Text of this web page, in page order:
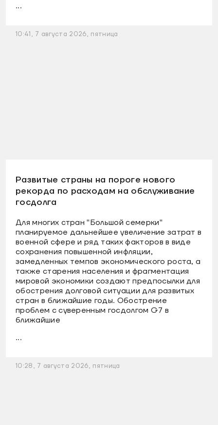
...
10:41, 7 августа 2026, пятница
Развитые страны на пороге нового
рекорда по расходам на обслуживание
госдолга
Для многих стран "Большой семерки"
планируемое дальнейшее увеличение затрат в
военной сфере и ряд таких факторов в виде
сохранения повышенной инфляции,
замедленных темпов экономического роста, а
также старения населения и фрагментация
мировой экономики создают предпосылки для
обострения долговой ситуации для развитых
стран в ближайшие годы. Обострение
проблем с суверенным госдолгом G7 в
ближайшие
...
10:28, 7 августа 2026, пятница